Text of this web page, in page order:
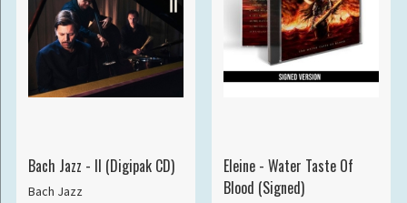
Bach Jazz - II (Digipak CD)
Bach Jazz
Eleine - Water Taste Of
Blood (Signed)